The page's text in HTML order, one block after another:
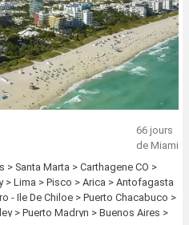
66 jours
de Miami
> Santa Marta > Carthagene CO >
> Lima > Pisco > Arica > Antofagasta
- Ile De Chiloe > Puerto Chacabuco >
> Puerto Madryn > Buenos Aires >